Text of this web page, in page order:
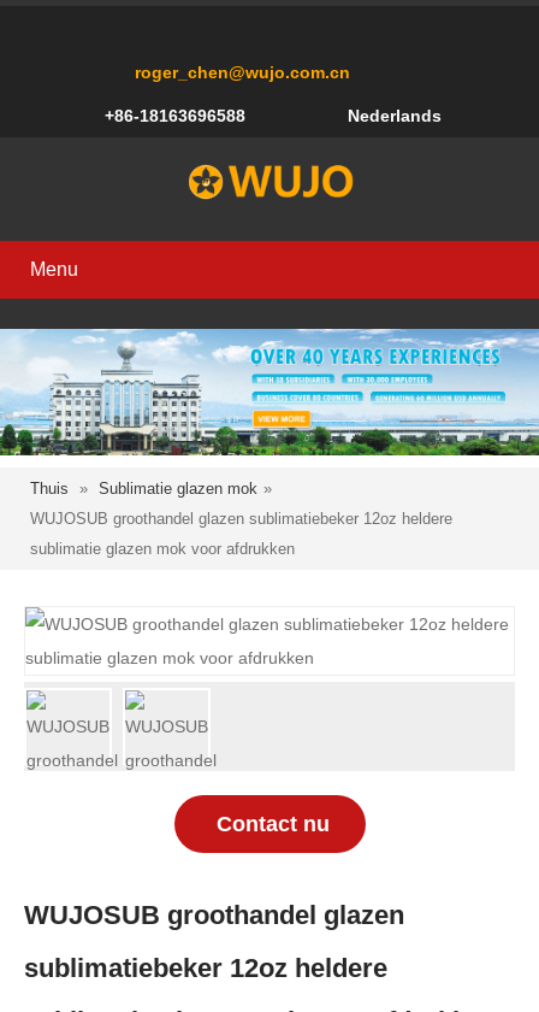
roger_chen@wujo.com.cn
+86-18163696588 Nederlands
Menu
Thuis » Sublimatie glazen mok »
WUJOSUB groothandel glazen sublimatiebeker 12oz heldere
sublimatie glazen mok voor afdrukken
Contact nu
WUJOSUB groothandel glazen
sublimatiebeker 12oz heldere